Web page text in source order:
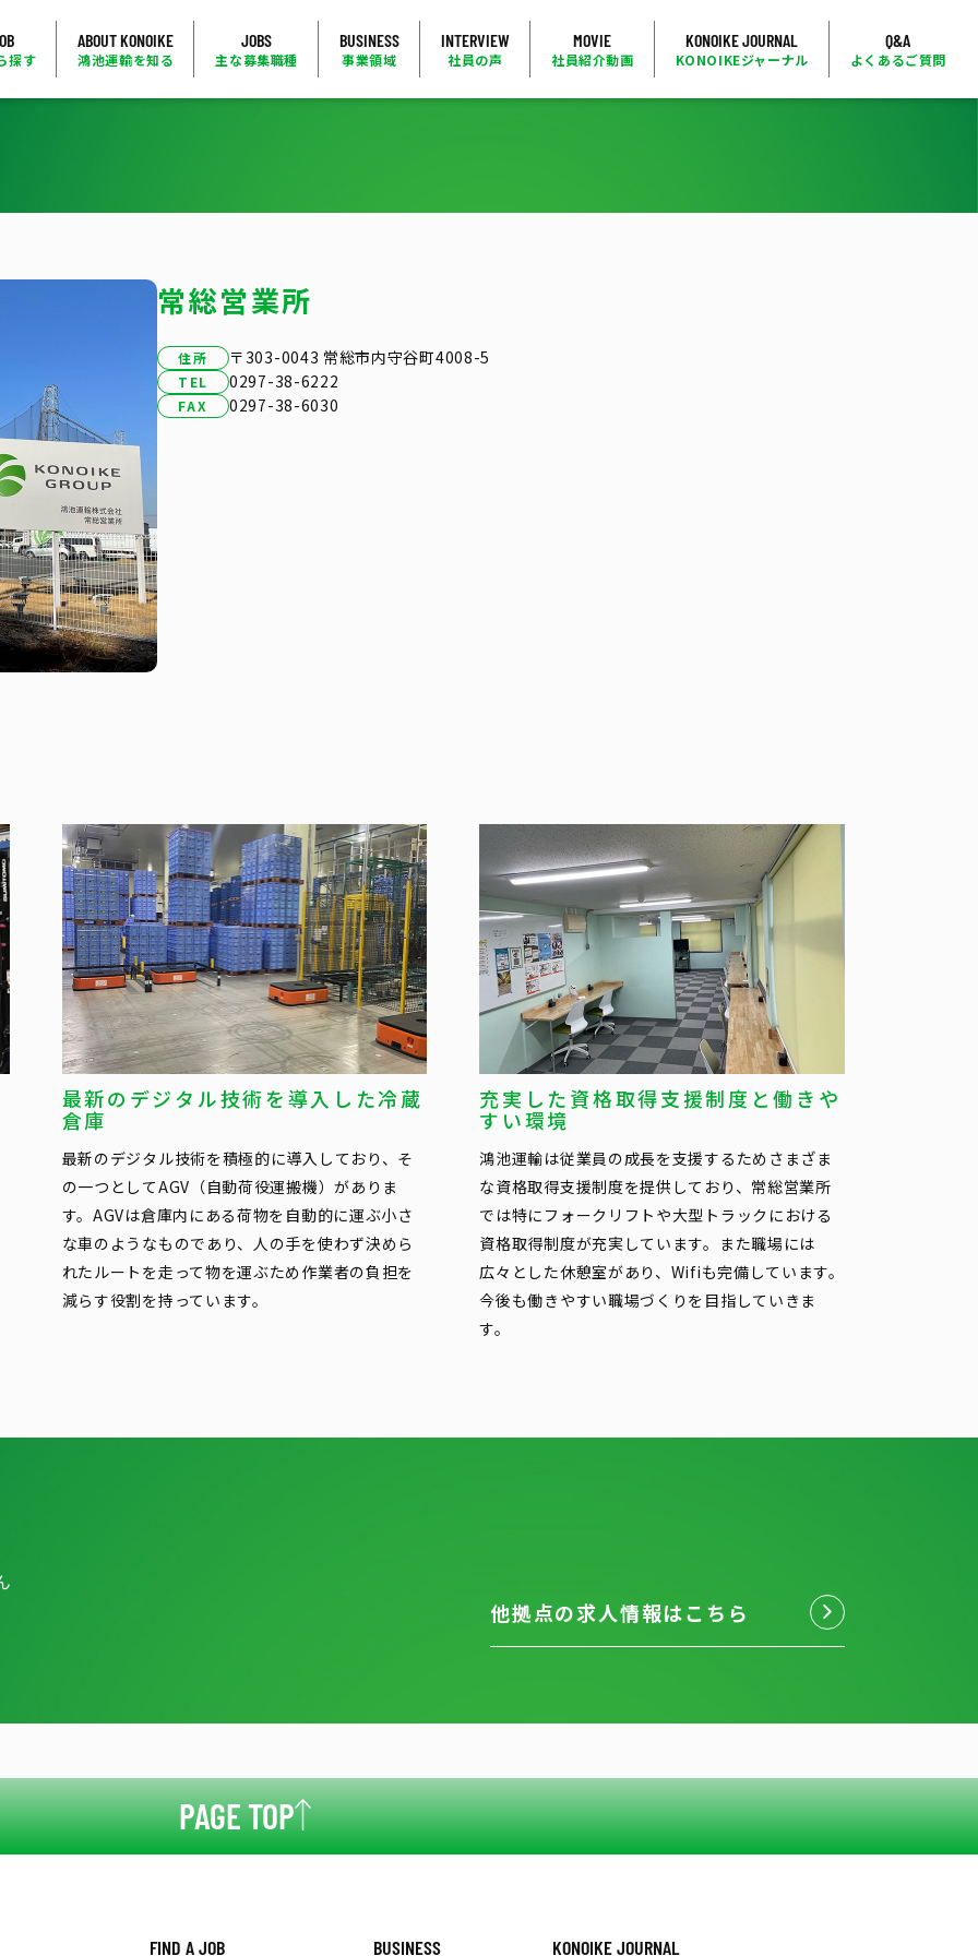
探す
ABOUT KONOIKE
鴻池運輸を知る
JOBS
主な募集職種
BUSINESS
事業領域
INTERVIEW
社員の声
MOVIE
社員紹介動画
KONOIKE JOURNAL
KONOIKEジャーナル
Q&A
よくあるご質問
常総営業所
住所 〒303-0043 常総市内守谷町4008-5
TEL 0297-38-6222
FAX 0297-38-6030
最新のデジタル技術を導入した冷蔵
倉庫
最新のデジタル技術を積極的に導入しており、そ
の一つとしてAGV（自動荷役運搬機）がありま
す。AGVは倉庫内にある荷物を自動的に運ぶ小さ
な車のようなものであり、人の手を使わず決めら
れたルートを走って物を運ぶため作業者の負担を
減らす役割を持っています。
充実した資格取得支援制度と働きや
すい環境
鴻池運輸は従業員の成長を支援するためさまざま
な資格取得支援制度を提供しており、常総営業所
では特にフォークリフトや大型トラックにおける
資格取得制度が充実しています。また職場には
広々とした休憩室があり、Wifiも完備しています。
今後も働きやすい職場づくりを目指していきま
す。
他拠点の求人情報はこちら
PAGE TOP
FIND A JOB BUSINESS KONOIKE JOURNAL